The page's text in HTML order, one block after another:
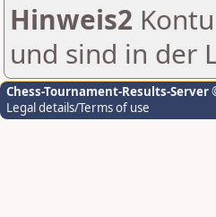
Hinweis2
und sind in der
Chess-Tournament-Results-Server
Legal details/Terms of use